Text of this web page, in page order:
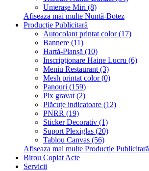
Umerașe Miri (8)
Afiseaza mai multe Nuntă-Botez
Producție Publicitară
Autocolant printat color (17)
Bannere (11)
Hartă-Planșă (10)
Inscripţionare Haine Lucru (6)
Meniu Restaurant (3)
Mesh printat color (0)
Panouri (159)
Pix gravat (2)
Plăcuțe indicatoare (12)
PNRR (19)
Sticker Decorativ (1)
Suport Plexiglas (20)
Tablou Canvas (56)
Afiseaza mai multe Producție Publicitară
Birou Copiat Acte
Servicii